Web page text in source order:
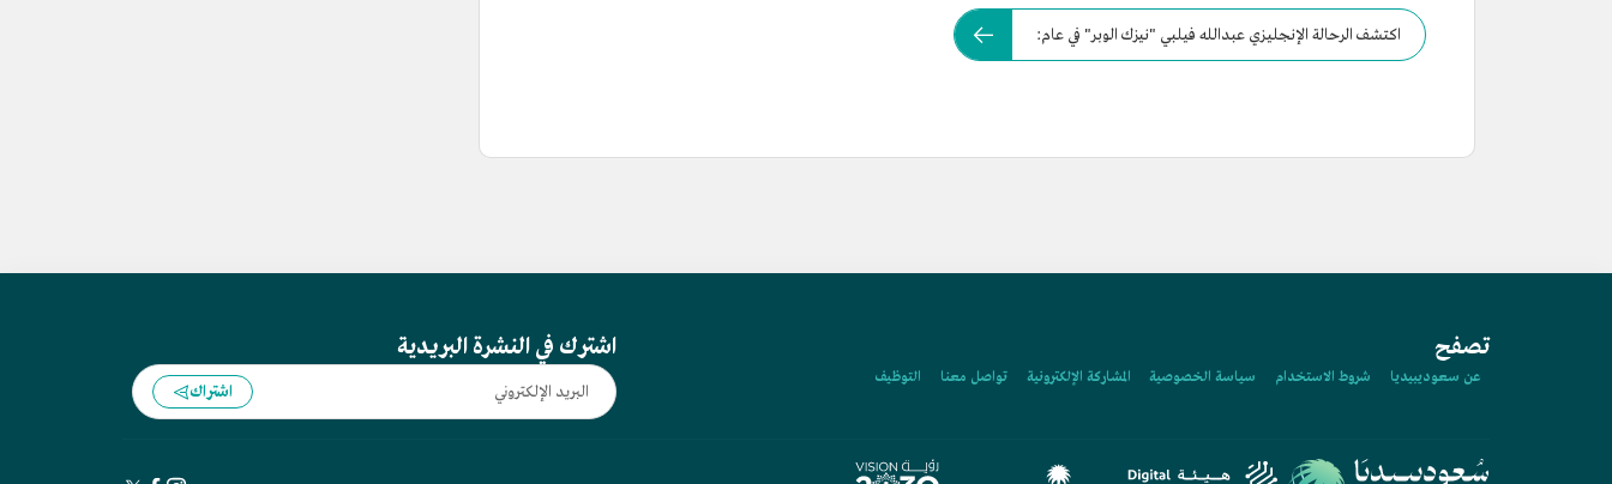
اكتشف الرحالة الإنجليزي عبدالله فيلبي "نيزك الوبر" في عام:
تصفح
عن سعوديبيديا شروط الاستخدام سياسة الخصوصية المشاركة الإلكترونية تواصل معنا التوظيف
اشترك في النشرة البريدية
اشتراك